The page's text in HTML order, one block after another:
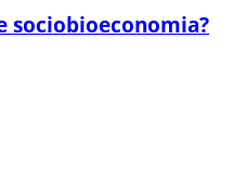
sociobioeconomia?